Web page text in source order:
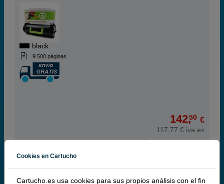
black
9.500 páginas
142,50 €
117,77 € iva ex
Cookies en Cartucho
Cartucho.es usa cookies para sus propios análisis con el fin